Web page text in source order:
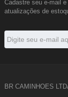
Cadastre seu e-mail
atualizações de
BR CAMINHOES